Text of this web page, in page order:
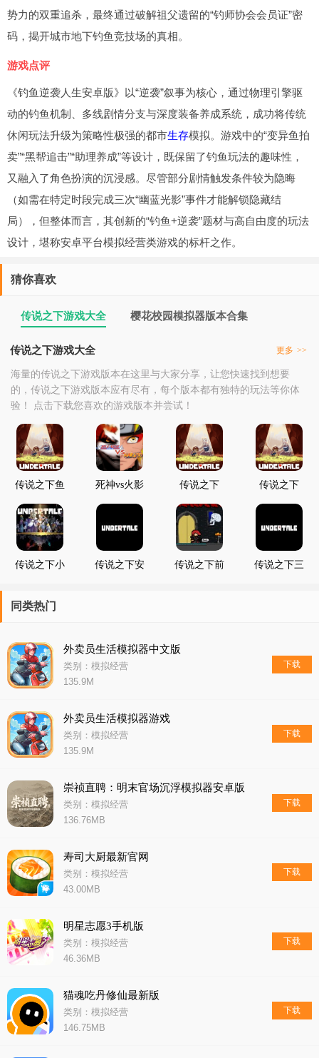
势力的双重追杀，最终通过破解祖父遗留的“钓师协会会员证”密
码，揭开城市地下钓鱼竞技场的真相。
游戏点评
《钓鱼逆袭人生安卓版》以“逆袭”叙事为核心，通过物理引擎驱
动的钓鱼机制、多线剧情分支与深度装备养成系统，成功将传统
休闲玩法升级为策略性极强的都市生存模拟。游戏中的“变异鱼拍
卖”“黑帮追击”“助理养成”等设计，既保留了钓鱼玩法的趣味性，
又融入了角色扮演的沉浸感。尽管部分剧情触发条件较为隐晦
（如需在特定时段完成三次“幽蓝光影”事件才能解锁隐藏结
局），但整体而言，其创新的“钓鱼+逆袭”题材与高自由度的玩法
设计，堪称安卓平台模拟经营类游戏的标杆之作。
猜你喜欢
传说之下游戏大全 樱花校园模拟器版本合集
传说之下游戏大全 更多 >>
海量的传说之下游戏版本在这里与大家分享，让您快速找到想要
的，传说之下游戏版本应有尽有，每个版本都有独特的玩法等你体
验！ 点击下载您喜欢的游戏版本并尝试！
传说之下鱼
死神vs火影
传说之下
器
传说之下
传说之下小
传说之下安
传说之下前
传说之下三
同类热门
外卖员生活模拟器中文版
类别：模拟经营
135.9M
下载
外卖员生活模拟器游戏
类别：模拟经营
135.9M
下载
崇祯直聘：明末官场沉浮模拟器安卓版
类别：模拟经营
136.76MB
下载
寿司大厨最新官网
类别：模拟经营
43.00MB
下载
明星志愿3手机版
类别：模拟经营
46.36MB
下载
猫魂吃丹修仙最新版
类别：模拟经营
146.75MB
下载